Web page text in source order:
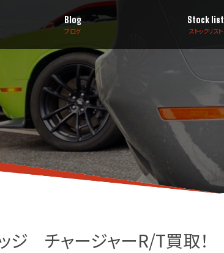
Blog
ブログ
Stock list
ストックリスト
ッジ チャージャーR/T買取！